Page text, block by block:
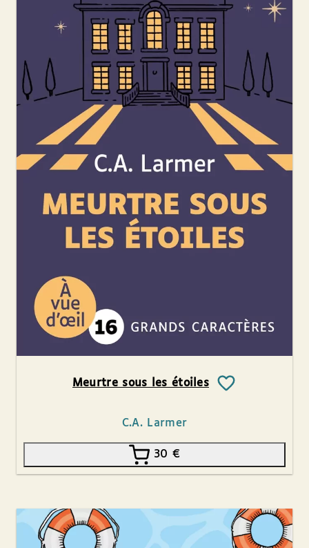
Meurtre sous les étoiles
C.A. Larmer
30 €